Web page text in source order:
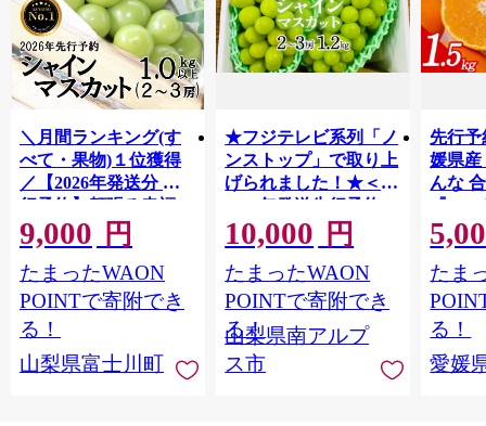
＼月間ランキング(す
べて・果物)１位獲得
／【2026年発送分 先
行予約】頬張る幸福
感 〜緑の宝石・ シ
ャインマスカット 〜
１ｋｇ以上（２〜３
房） フルーツ 山梨県
産 果物 くだもの シャ
イン マスカット ぶど
う ブドウ 葡萄 大粒 種
9,000 円
たまったWAON
POINTで寄附でき
る！
山梨県富士川町
★フジテレビ系列「ノ
ンストップ」で取り上
げられました！★＜
2026年発送先行予約＞
南アルプス市産シャイ
ンマスカット1.2kg以
上（2～3房） クール
便発送 ALPAG007
10,000 円
たまったWAON
POINTで寄附でき
る！
山梨県南アルプ
ス市
先行予
媛県産
んな
『
出荷
ご自宅
マド
あり
ツ 高
産地直
レンジ
たま
る！
愛媛